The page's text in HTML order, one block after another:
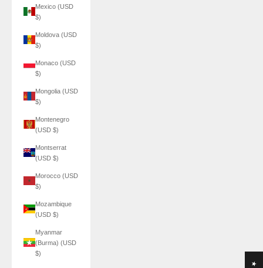
Mexico (USD
$)
Moldova (USD
$)
Monaco (USD
$)
Mongolia (USD
$)
Montenegro
(USD $)
Montserrat
(USD $)
Morocco (USD
$)
Mozambique
(USD $)
Myanmar
(Burma) (USD
$)